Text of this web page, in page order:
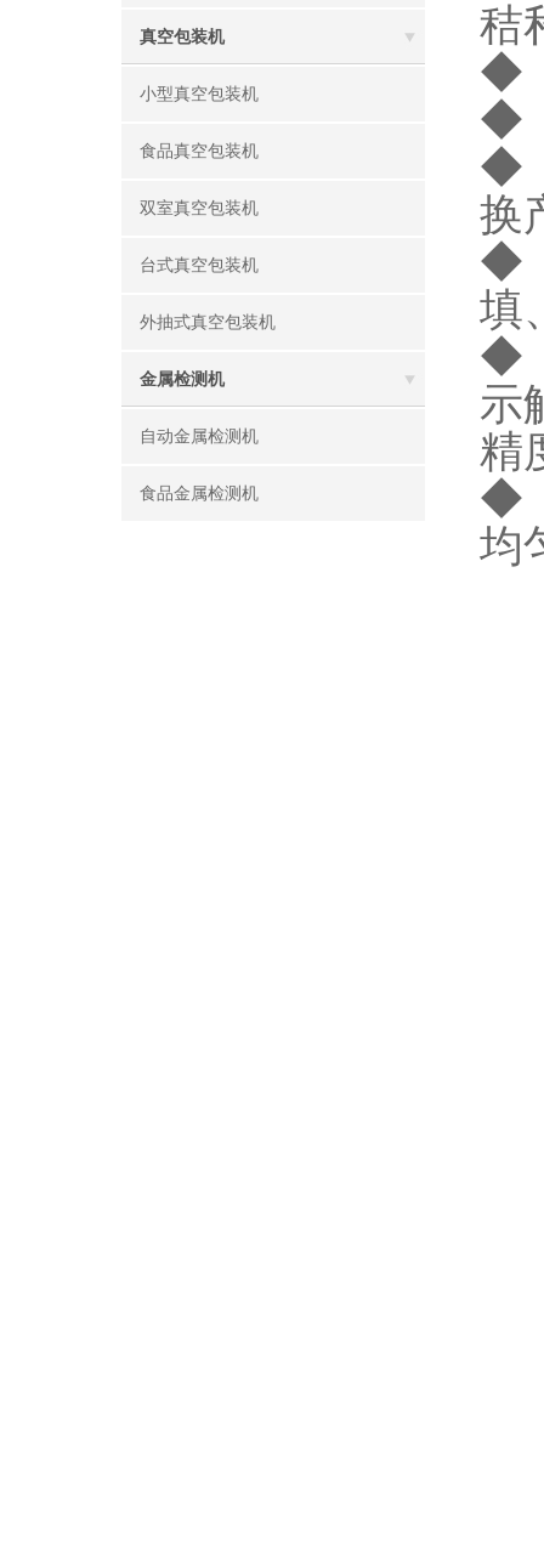
真空包装机
小型真空包装机
食品真空包装机
双室真空包装机
台式真空包装机
外抽式真空包装机
金属检测机
自动金属检测机
食品金属检测机
秸
◆
◆
◆
换
◆
填
◆
示
精
◆
均